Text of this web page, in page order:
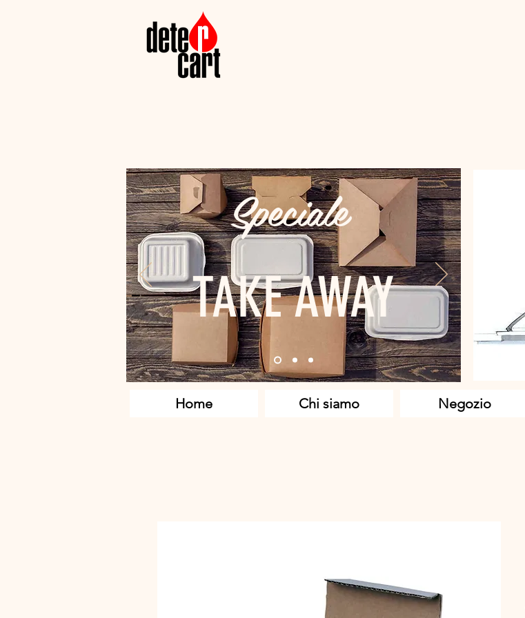
Speciale
TAKE AWAY
Home Chi siamo Negozio